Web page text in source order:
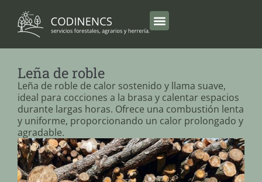
Leña de roble
Leña de roble de calor sostenido y llama suave,
ideal para cocciones a la brasa y calentar espacios
durante largas horas. Ofrece una combustión lenta
y uniforme, proporcionando un calor prolongado y
agradable.